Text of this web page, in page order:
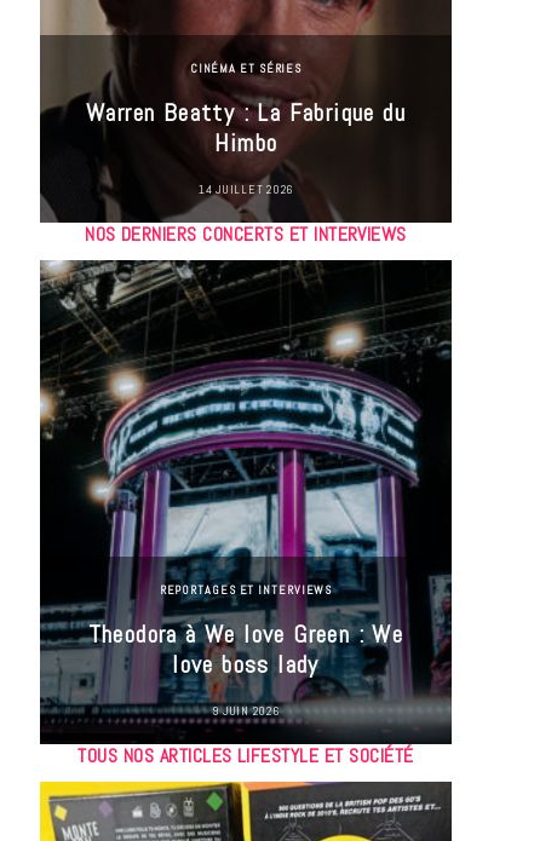
CINÉMA ET SÉRIES
Warren Beatty : La Fabrique du
Himbo
14 JUILLET 2026
NOS DERNIERS CONCERTS ET INTERVIEWS
REPORTAGES ET INTERVIEWS
Theodora à We love Green : We
love boss lady
9 JUIN 2026
TOUS NOS ARTICLES LIFESTYLE ET SOCIÉTÉ